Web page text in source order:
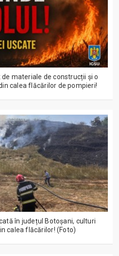
materiale de construcții și o
calea flăcărilor de pompieri!
în județul Botoșani, culturi
calea flăcărilor! (Foto)